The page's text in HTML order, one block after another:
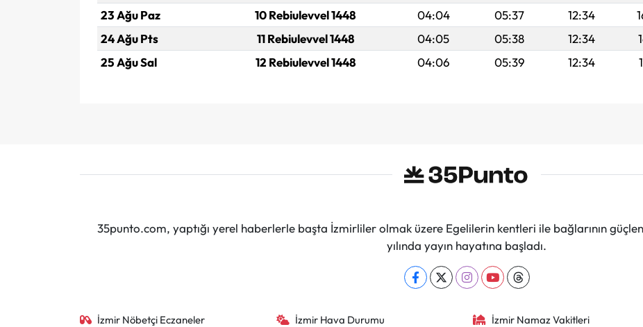
23 Ağu Paz
10 Rebiulevvel 1448 04:04 05:37 12:34
24 Ağu Pts
11 Rebiulevvel 1448 04:05 05:38 12:34
25 Ağu Sal
12 Rebiulevvel 1448 04:06 05:39 12:34
35punto.com, yaptığı yerel haberlerle başta İzmirliler olmak üzere Egelilerin kentleri ile bağlarının
yılında yayın hayatına başladı.
İzmir Nöbetçi Eczaneler İzmir Hava Durumu İzmir Namaz Vakitleri